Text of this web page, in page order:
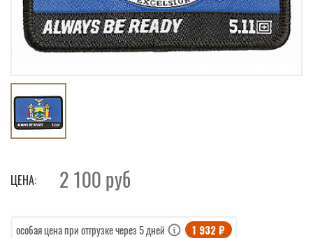
ЦЕНА: 2 100 руб
особая цена при отгрузке через 5 дней 1 932 ₽